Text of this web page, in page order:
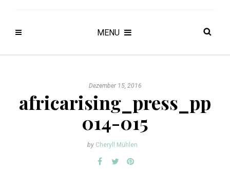
MENU
Dezember 15, 2016
africarising_press_pp
014-015
by Cheryll Mühlen